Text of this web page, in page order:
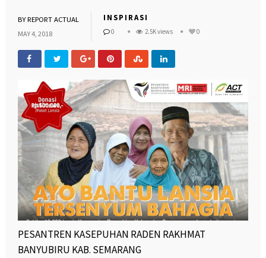
BYREPORT ACTUAL
MAY 4, 2018
INSPIRASI
0 2.5K views 0
PESANTREN KASEPUHAN RADEN RAKHMAT
BANYUBIRU KAB. SEMARANG